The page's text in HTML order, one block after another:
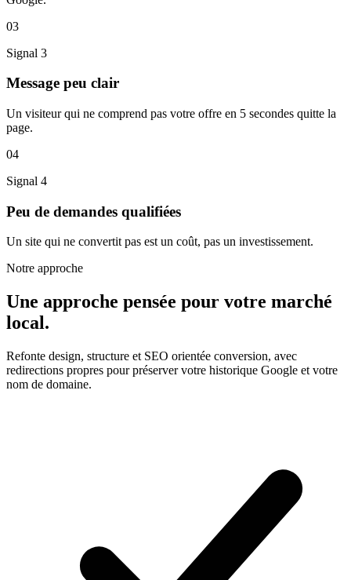
03
Signal 3
Message peu clair
Un visiteur qui ne comprend pas votre offre en 5 secondes quitte la
page.
04
Signal 4
Peu de demandes qualifiées
Un site qui ne convertit pas est un coût, pas un investissement.
Notre approche
Une approche pensée pour votre marché
local.
Refonte design, structure et SEO orientée conversion, avec
redirections propres pour préserver votre historique Google et votre
nom de domaine.